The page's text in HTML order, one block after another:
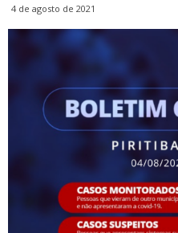
4 de agosto de 2021